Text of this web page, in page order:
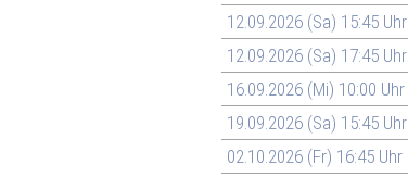
12.09.2026 (Sa) 15:45 Uhr
12.09.2026 (Sa) 17:45 Uhr
16.09.2026 (Mi) 10:00 Uhr
19.09.2026 (Sa) 15:45 Uhr
02.10.2026 (Fr) 16:45 Uhr